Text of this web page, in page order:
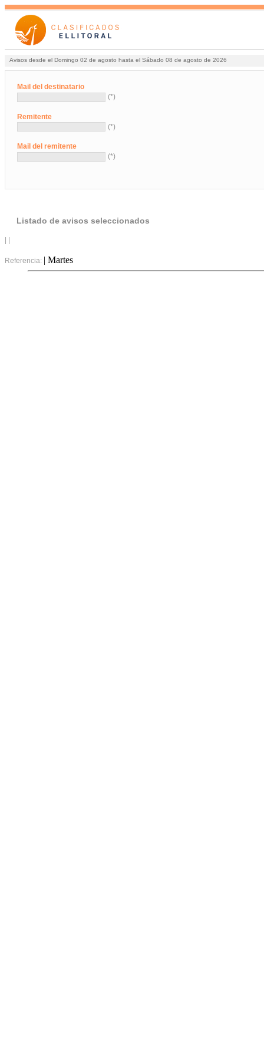
Avisos desde el Domingo 02 de agosto hasta el Sábado 08 de agosto de 2026
Mail del destinatario
(*)
Remitente
(*)
Mail del remitente
(*)
Listado de avisos seleccionados
Referencia: | Martes